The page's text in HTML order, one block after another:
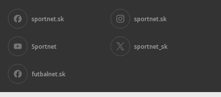
sportnet.sk sportnet.sk
Sportnet sportnet_sk
futbalnet.sk